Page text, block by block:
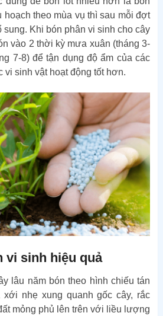
hoạch theo mùa vụ thì sau mỗi đợt
sung. Khi bón phân vi sinh cho cây
vào 2 thời kỳ mưa xuân (tháng 3-
7-8) để tận dụng độ ẩm của các
vi sinh vật hoạt động tốt hơn.
vi sinh hiệu quả
lâu năm bón theo hình chiếu tán
nhẹ xung quanh gốc cây, rắc
mỏng phủ lên trên với liều lượng